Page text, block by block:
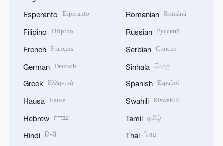
Esperanto Esperanto
Filipino Filipino
French Français
German Deutsch
Greek Ελληνικά
Hausa Hausa
Hebrew עברית
Hindi हिन्दी
Romanian Română
Russian Русский
Serbian Српски
Sinhala සිංහල
Spanish Español
Swahili Kiswahili
Tamil தமிழ்
Thai ไทย